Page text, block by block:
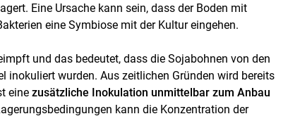
Eine Ursache kann sein, dass der Boden mit
eine Symbiose mit der Kultur eingehen.
und das bedeutet, dass die Sojabohnen von den
wurden. Aus zeitlichen Gründen wird bereits
eine zusätzliche Inokulation unmittelbar zum Anbau
kann die Konzentration der